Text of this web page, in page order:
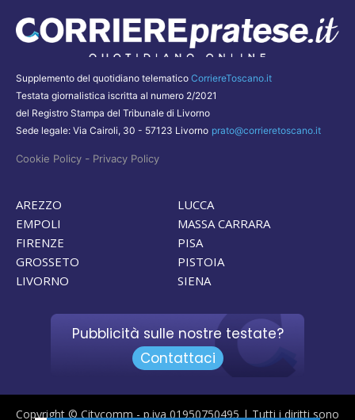
Supplemento del quotidiano telematico CorriereToscano.it
Testata giornalistica iscritta al numero 2/2021
del Registro Stampa del Tribunale di Livorno
Sede legale: Via Cairoli, 30 - 57123 Livorno prato@corrieretoscano.it
Cookie Policy - Privacy Policy
AREZZO
EMPOLI
FIRENZE
GROSSETO
LIVORNO
LUCCA
MASSA CARRARA
PISA
PISTOIA
SIENA
Pubblicità sulle nostre testate?
Contattaci
Copyright © Citycomm - p.iva 01950750495 | Tutti i diritti sono